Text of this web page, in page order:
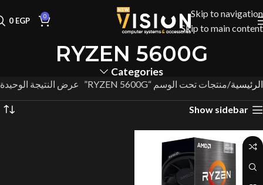
Skip to navigation
Skip to main content
0
0 EGP
RYZEN 5600G
Categories
الرئيسية منتجات تحت الوسم “RYZEN 5600G” عرض النتيجة الوحيدة
Show sidebar